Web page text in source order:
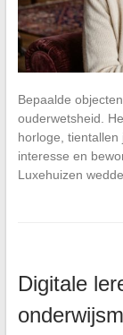
Bepaalde
ouderwetsheid.
horloge,
interesse en
Luxehuizen
Digitale